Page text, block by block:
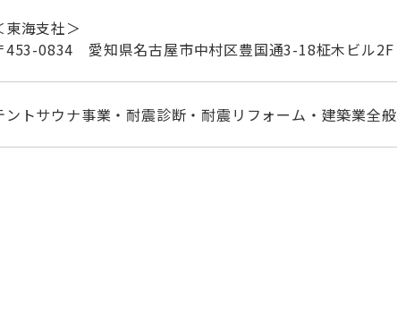
東海支社＞
453-0834 愛知県名古屋市中村区豊国通3-18柾木ビル2F
ントサウナ事業・耐震診断・耐震リフォーム・建築業全般